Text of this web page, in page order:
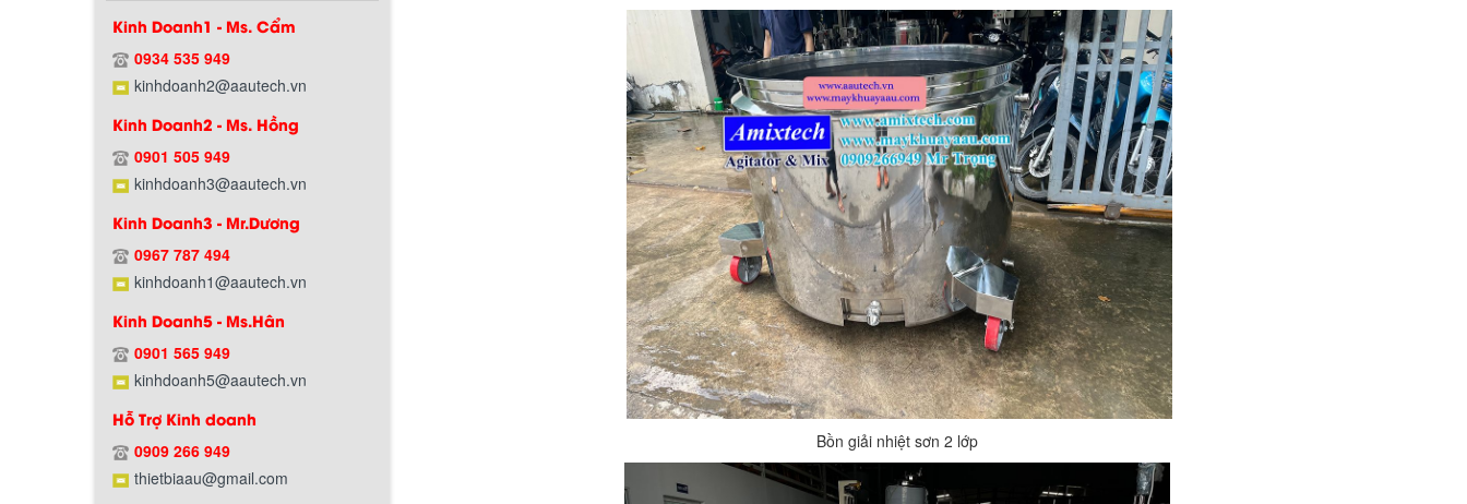
Kinh Doanh1 - Ms. Cẩm
0934 535 949
kinhdoanh2@aautech.vn
Kinh Doanh2 - Ms. Hồng
0901 505 949
kinhdoanh3@aautech.vn
Kinh Doanh3 - Mr.Dương
0967 787 494
kinhdoanh1@aautech.vn
Kinh Doanh5 - Ms.Hân
0901 565 949
kinhdoanh5@aautech.vn
Hỗ Trợ Kinh doanh
0909 266 949
thietbiaau@gmail.com
Chính sách bảo hành
Chính sách giao hàng
Bồn giải nhiệt sơn 2 lớp